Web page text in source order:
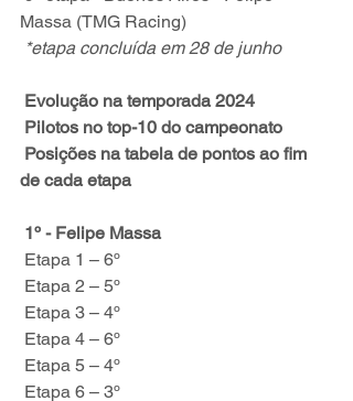
Massa (TMG Racing)
*etapa concluída em 28 de junho
Evolução na temporada 2024
Pilotos no top-10 do campeonato
de cada etapa
1º - Felipe Massa
Etapa 1 – 6º
Etapa 2 – 5º
Etapa 3 – 4º
Etapa 4 – 6º
Etapa 5 – 4º
Etapa 6 – 3º